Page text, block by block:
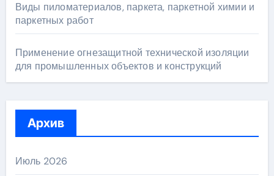
Виды пиломатериалов, паркета, паркетной химии и
паркетных работ
Применение огнезащитной технической изоляции
для промышленных объектов и конструкций
Архив
Июль 2026